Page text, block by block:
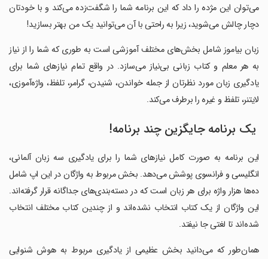
می‌توان این مژده را داد که این برنامه شما را شگفت‌زده می‌کند و با خودتان
دچار چالش می‌شوید، زیرا به راحتی با آن می‌توانید یک من بهتر بسازید!
زبان بیاموز شامل بخش‌های مختلف آموزشی است به طوری که شما را از نیاز
به هر معلم و کتاب زبانی بی‌نیاز می‌سازد. در واقع تمام نیازهای شما برای
یادگیری زبان مورد نظرتان از جمله خواندن، شنیدن، گرامر، تلفظ، واژه‌آموزی،
لایتنر، تلفظ و غیره را برطرف می‌کند.
‏ یک برنامه جایگزین چند برنامه!
این برنامه به صورت کامل نیازهای شما را برای یادگیری سه زبان آلمانی،
انگلیسی و فرانسوی پوشش می‌دهد. بخش مربوط به واژگان در این اپ شامل
ده‌ها هزار واژه برای هر زبان است که در دسته‌بندی‌های جداگانه قرار گرفته‌اند.
این واژگان از یک کتاب انتخاب نشده‌اند و از چندین کتاب مختلف انتخاب
شده‌اند تا لغتی جا نیفتد.
همان‌طور که می‌دانید بخش عظیمی از یادگیری مربوط به هوش شنوایی